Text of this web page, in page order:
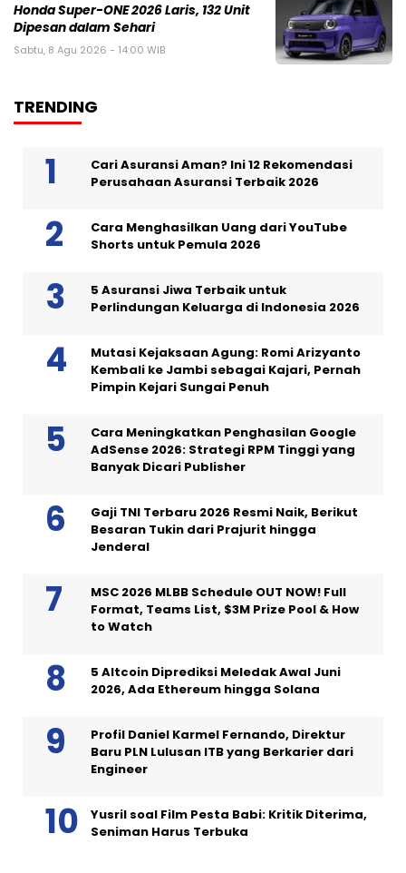
Honda Super-ONE 2026 Laris, 132 Unit
Dipesan dalam Sehari
Sabtu, 8 Agu 2026 - 14:00 WIB
TRENDING
Cari Asuransi Aman? Ini 12 Rekomendasi
Perusahaan Asuransi Terbaik 2026
Cara Menghasilkan Uang dari YouTube
Shorts untuk Pemula 2026
5 Asuransi Jiwa Terbaik untuk
Perlindungan Keluarga di Indonesia 2026
Mutasi Kejaksaan Agung: Romi Arizyanto
Kembali ke Jambi sebagai Kajari, Pernah
Pimpin Kejari Sungai Penuh
Cara Meningkatkan Penghasilan Google
AdSense 2026: Strategi RPM Tinggi yang
Banyak Dicari Publisher
Gaji TNI Terbaru 2026 Resmi Naik, Berikut
Besaran Tukin dari Prajurit hingga
Jenderal
MSC 2026 MLBB Schedule OUT NOW! Full
Format, Teams List, $3M Prize Pool & How
to Watch
5 Altcoin Diprediksi Meledak Awal Juni
2026, Ada Ethereum hingga Solana
Profil Daniel Karmel Fernando, Direktur
Baru PLN Lulusan ITB yang Berkarier dari
Engineer
Yusril soal Film Pesta Babi: Kritik Diterima,
Seniman Harus Terbuka